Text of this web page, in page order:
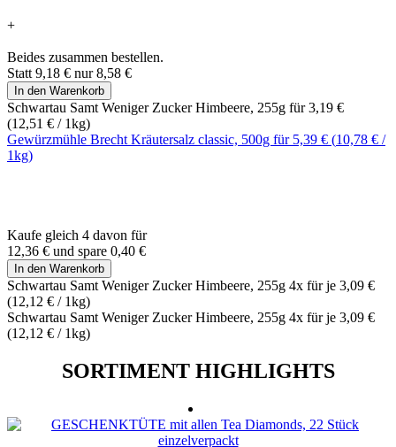
+
Beides zusammen bestellen.
Statt 9,18 € nur8,58 €
In den Warenkorb
Schwartau Samt Weniger Zucker Himbeere, 255g für3,19 €
(12,51 € / 1kg)
Gewürzmühle Brecht Kräutersalz classic, 500g für 5,39 € (10,78 € /
1kg)
Kaufe gleich 4 davon für
12,36 € und spare 0,40 €
In den Warenkorb
Schwartau Samt Weniger Zucker Himbeere, 255g 4x für je 3,09 €
(12,12 € / 1kg)
Schwartau Samt Weniger Zucker Himbeere, 255g 4x für je 3,09 €
(12,12 € / 1kg)
SORTIMENT HIGHLIGHTS